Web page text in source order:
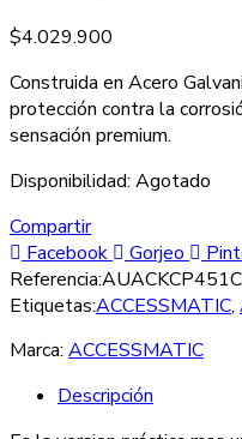
$4.029.900
Construida en Acero
protección contra la
sensación premium.
Disponibilidad: Agotado
Compartir
Facebook
Gorjeo
Referencia:AUACKCP451C
Etiquetas:ACCESSMATIC,
Marca: ACCESSMATIC
Descripción